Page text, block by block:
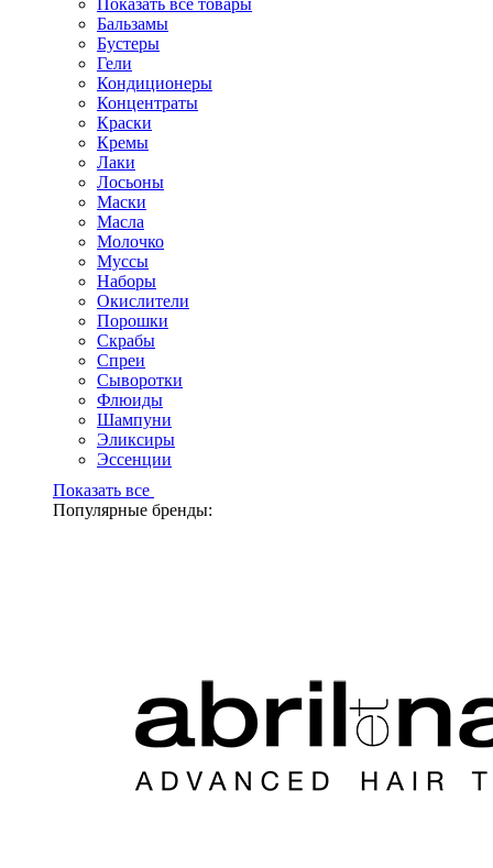
Показать все товары
Бальзамы
Бустеры
Гели
Кондиционеры
Концентраты
Краски
Кремы
Лаки
Лосьоны
Маски
Масла
Молочко
Муссы
Наборы
Окислители
Порошки
Скрабы
Спреи
Сыворотки
Флюиды
Шампуни
Эликсиры
Эссенции
Показать все
Популярные бренды: